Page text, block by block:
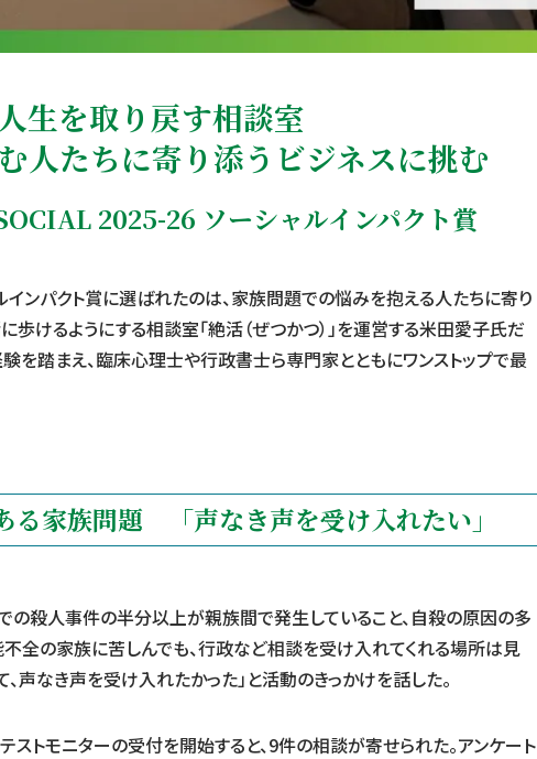
生を取り戻す相談室
人たちに寄り添うビジネスに挑む
2025-26 ソーシャルインパクト賞
ンパクト賞に選ばれたのは、家族問題での悩みを抱える人たちに寄り
けるようにする相談室「絶活（ぜつかつ）」を運営する米田愛子氏だ
を踏まえ、臨床心理士や行政書士ら専門家とともにワンストップで最
る家族問題 「声なき声を受け入れたい」
の殺人事件の半分以上が親族間で発生していること、自殺の原因の多
不全の家族に苦しんでも、行政など相談を受け入れてくれる場所は見
声なき声を受け入れたかった」と活動のきっかけを話した。
ストモニターの受付を開始すると、9件の相談が寄せられた。アンケート